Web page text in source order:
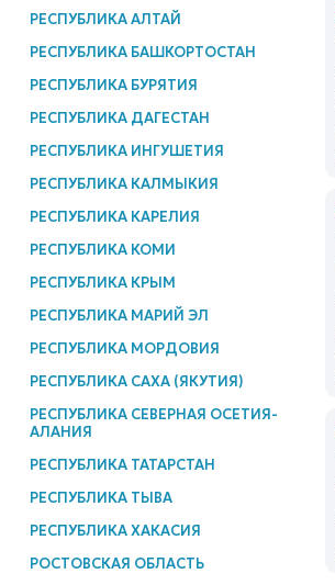
РЕСПУБЛИКА АЛТАЙ
РЕСПУБЛИКА БАШКОРТОСТАН
РЕСПУБЛИКА БУРЯТИЯ
РЕСПУБЛИКА ДАГЕСТАН
РЕСПУБЛИКА ИНГУШЕТИЯ
РЕСПУБЛИКА КАЛМЫКИЯ
РЕСПУБЛИКА КАРЕЛИЯ
РЕСПУБЛИКА КОМИ
РЕСПУБЛИКА КРЫМ
РЕСПУБЛИКА МАРИЙ ЭЛ
РЕСПУБЛИКА МОРДОВИЯ
РЕСПУБЛИКА САХА (ЯКУТИЯ)
РЕСПУБЛИКА СЕВЕРНАЯ ОСЕТИЯ-
АЛАНИЯ
РЕСПУБЛИКА ТАТАРСТАН
РЕСПУБЛИКА ТЫВА
РЕСПУБЛИКА ХАКАСИЯ
РОСТОВСКАЯ ОБЛАСТЬ